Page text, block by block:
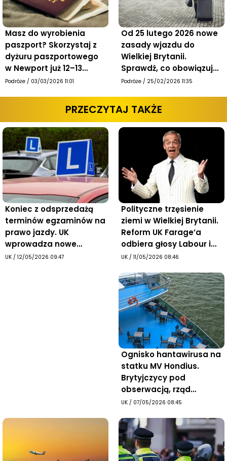
Masz do wyrobienia
paszport? Skorzystaj z
dyżuru paszportowego
w Newport już 12–13
marca
Podróże / 03/03/2026 11:01
Od 25 lutego 2026 nowe
zasady wjazdu do
Wielkiej Brytanii.
Sprawdź, co obowiązuje
od dziś
Podróże / 25/02/2026 11:35
PRZECZYTAJ TAKŻE
Koniec z odsprzedażą
terminów egzaminów na
prawo jazdy. UK
wprowadza nowe
zasady
UK / 12/05/2026 09:47
Polityczne trzęsienie
ziemi w Wielkiej Brytanii.
Reform UK Farage’a
odbiera głosy Labour i
Torysom
UK / 11/05/2026 08:46
Ognisko hantawirusa na
statku MV Hondius.
Brytyjczycy pod
obserwacją, rząd
uspokaja: ryzyko w UK
UK / 07/05/2026 08:45